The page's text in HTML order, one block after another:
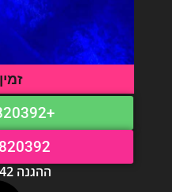
+13293820392
ההגנה 42 ראשון לציון